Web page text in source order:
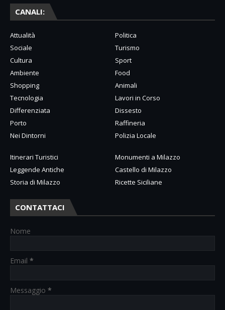
CANALI:
Attualità
Politica
Sociale
Turismo
Cultura
Sport
Ambiente
Food
Shopping
Animali
Tecnologia
Lavori in Corso
Differenziata
Dissesto
Porto
Raffineria
Nei Dintorni
Polizia Locale
Itinerari Turistici
Monumenti a Milazzo
Leggende Antiche
Castello di Milazzo
Storia di Milazzo
Ricette Siciliane
CONTATTACI
Nome
Email *
Messaggio *